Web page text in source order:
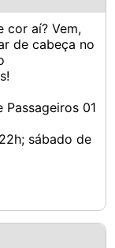
cor aí? Vem,
de cabeça no
Passageiros 01
sábado de